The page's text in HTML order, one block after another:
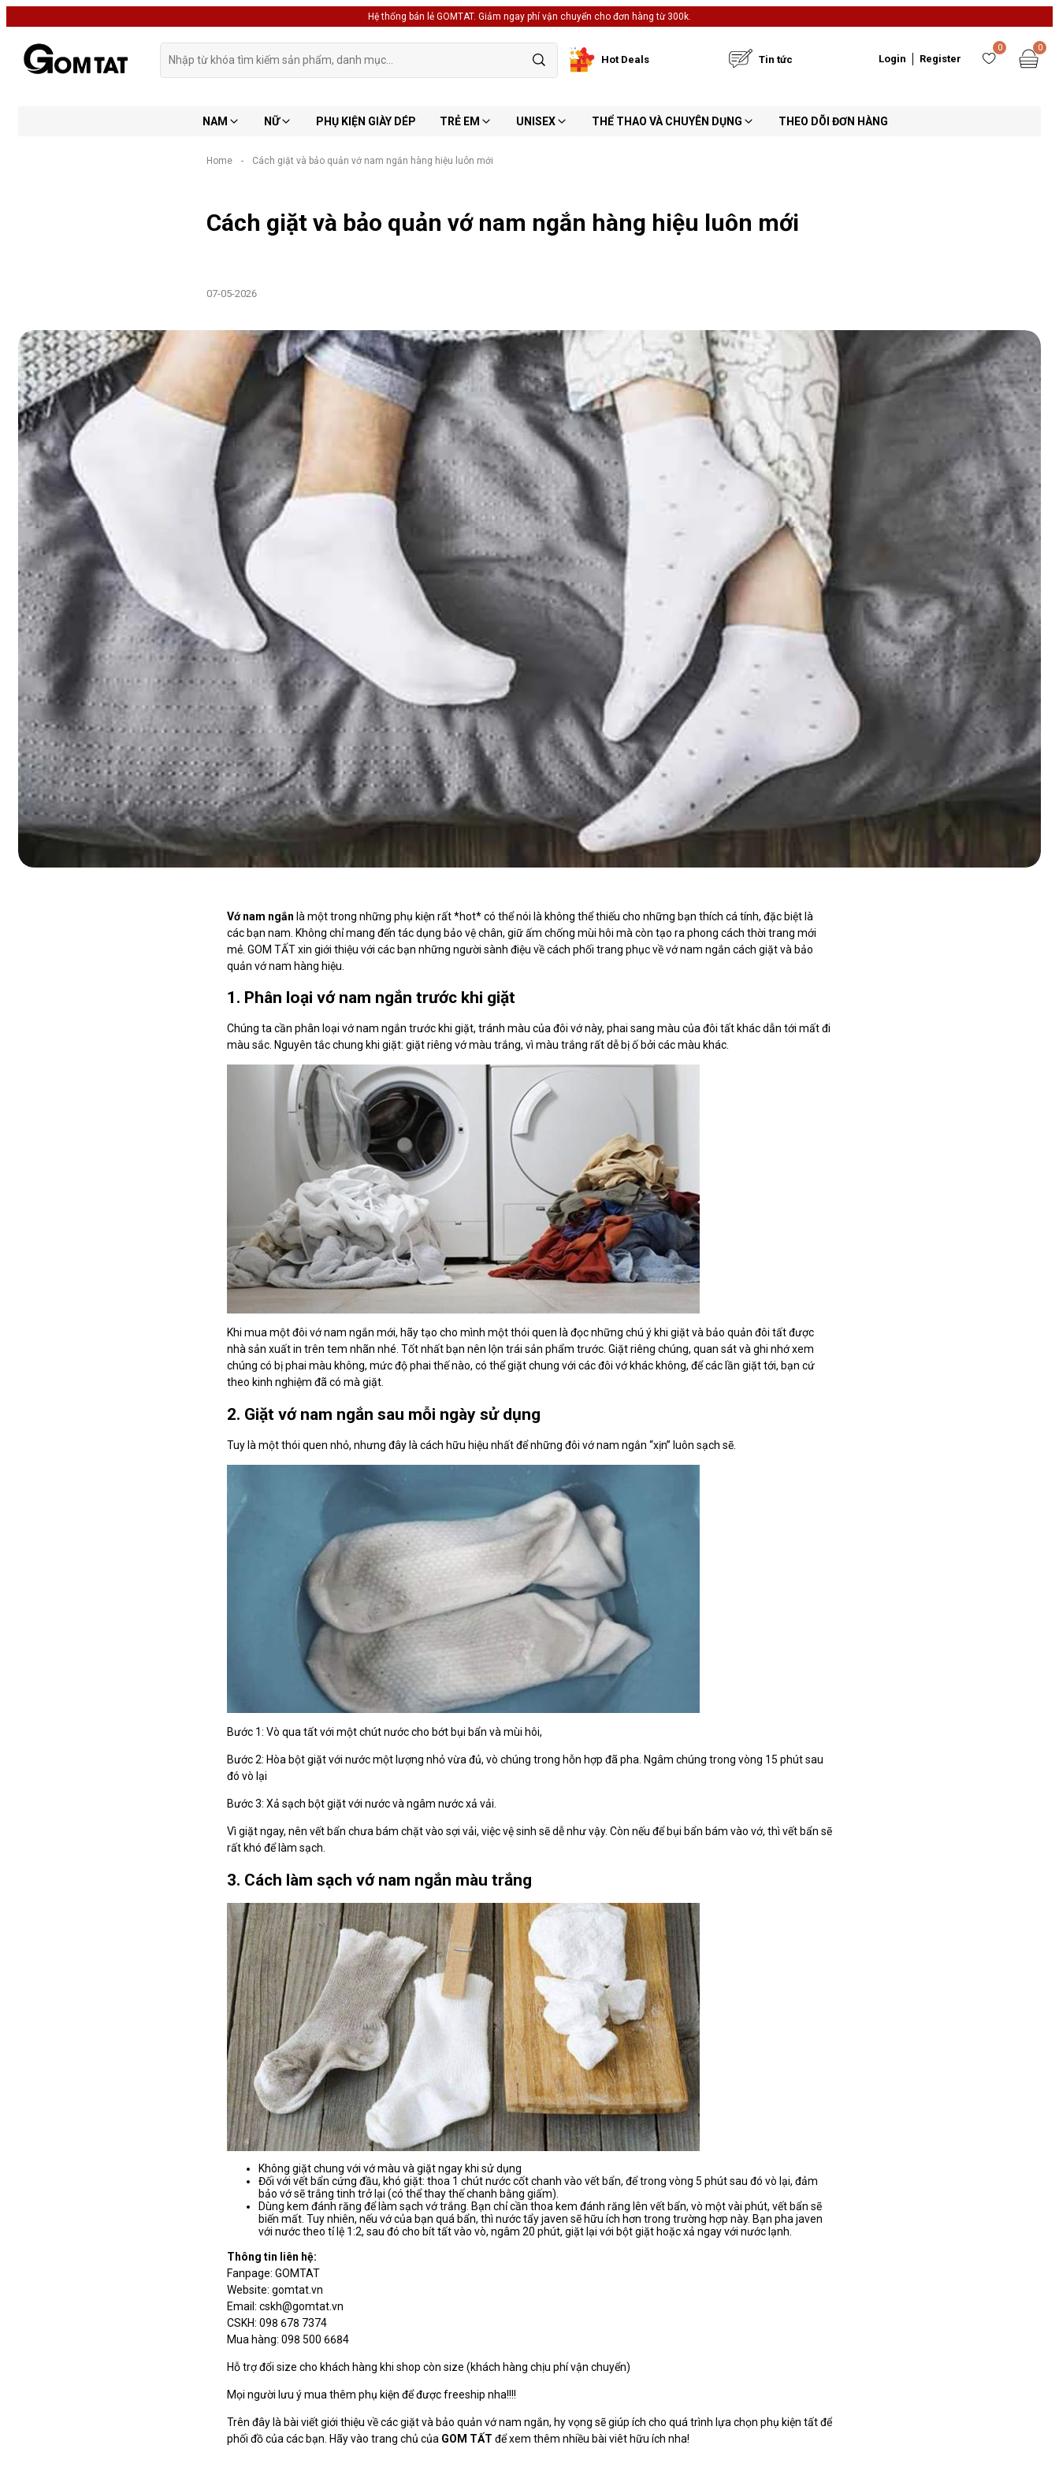
Hệ thống bán lẻ GOMTAT. Giảm ngay phí vận chuyển cho đơn hàng từ 300k.
Hot Deals Tin tức
0 0
NAM NỮ PHỤ KIỆN GIÀY DÉP TRẺ EM UNISEX THỂ THAO VÀ CHUYÊN DỤNG THEO DÕI ĐƠN HÀNG
Login Register
Home - Cách giặt và bảo quản vớ nam ngắn hàng hiệu luôn mới
Cách giặt và bảo quản vớ nam ngắn hàng hiệu luôn mới
07-05-2026
Vớ nam ngắn là một trong những phụ kiện rất *hot* có thể nói là không thể thiếu cho những bạn thích cá tính, đặc biệt là
các bạn nam. Không chỉ mang đến tác dụng bảo vệ chân, giữ ấm chống mùi hôi mà còn tạo ra phong cách thời trang mới
mẻ. GOM TẤT xin giới thiệu với các bạn những người sành điệu về cách phối trang phục về vớ nam ngắn cách giặt và bảo
quản vớ nam hàng hiệu.
1. Phân loại vớ nam ngắn trước khi giặt
Chúng ta cần phân loại vớ nam ngắn trước khi giặt, tránh màu của đôi vớ này, phai sang màu của đôi tất khác dẫn tới mất đi
màu sắc. Nguyên tắc chung khi giặt: giặt riêng vớ màu trắng, vì màu trắng rất dễ bị ố bởi các màu khác.
Khi mua một đôi vớ nam ngắn mới, hãy tạo cho mình một thói quen là đọc những chú ý khi giặt và bảo quản đôi tất được
nhà sản xuất in trên tem nhãn nhé. Tốt nhất bạn nên lộn trái sản phẩm trước. Giặt riêng chúng, quan sát và ghi nhớ xem
chúng có bị phai màu không, mức độ phai thế nào, có thể giặt chung với các đôi vớ khác không, để các lần giặt tới, bạn cứ
theo kinh nghiệm đã có mà giặt.
2. Giặt vớ nam ngắn sau mỗi ngày sử dụng
Tuy là một thói quen nhỏ, nhưng đây là cách hữu hiệu nhất để những đôi vớ nam ngắn “xịn” luôn sạch sẽ.
Bước 1: Vò qua tất với một chút nước cho bớt bụi bẩn và mùi hôi,
Bước 2: Hòa bột giặt với nước một lượng nhỏ vừa đủ, vò chúng trong hỗn hợp đã pha. Ngâm chúng trong vòng 15 phút sau
đó vò lại
Bước 3: Xả sạch bột giặt với nước và ngâm nước xả vải.
Vì giặt ngay, nên vết bẩn chưa bám chặt vào sợi vải, việc vệ sinh sẽ dễ như vậy. Còn nếu để bụi bẩn bám vào vớ, thì vết bẩn sẽ
rất khó để làm sạch.
3. Cách làm sạch vớ nam ngắn màu trắng
Không giặt chung với vớ màu và giặt ngay khi sử dụng
Đối với vết bẩn cứng đầu, khó giặt: thoa 1 chút nước cốt chanh vào vết bẩn, để trong vòng 5 phút sau đó vò lại, đảm
bảo vớ sẽ trắng tinh trở lại (có thể thay thế chanh bằng giấm).
Dùng kem đánh răng để làm sạch vớ trắng. Bạn chỉ cần thoa kem đánh răng lên vết bẩn, vò một vài phút, vết bẩn sẽ
biến mất. Tuy nhiên, nếu vớ của bạn quá bẩn, thì nước tẩy javen sẽ hữu ích hơn trong trường hợp này. Bạn pha javen
với nước theo tỉ lệ 1:2, sau đó cho bít tất vào vò, ngâm 20 phút, giặt lại với bột giặt hoặc xả ngay với nước lạnh.
Thông tin liên hệ:
Fanpage: GOMTAT
Website: gomtat.vn
Email: cskh@gomtat.vn
CSKH: 098 678 7374
Mua hàng: 098 500 6684
Hỗ trợ đổi size cho khách hàng khi shop còn size (khách hàng chịu phí vận chuyển)
Mọi người lưu ý mua thêm phụ kiện để được freeship nha!!!!
Trên đây là bài viết giới thiệu về các giặt và bảo quản vớ nam ngắn, hy vọng sẽ giúp ích cho quá trình lựa chọn phụ kiện tất để
phối đồ của các bạn. Hãy vào trang chủ của GOM TẤT để xem thêm nhiều bài viêt hữu ích nha!